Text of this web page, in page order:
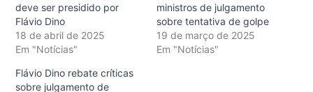
deve ser presidido por
Flávio Dino
18 de abril de 2025
Em "Notícias"
ministros de julgamento
sobre tentativa de golpe
19 de março de 2025
Em "Notícias"
Flávio Dino rebate críticas
sobre julgamento de